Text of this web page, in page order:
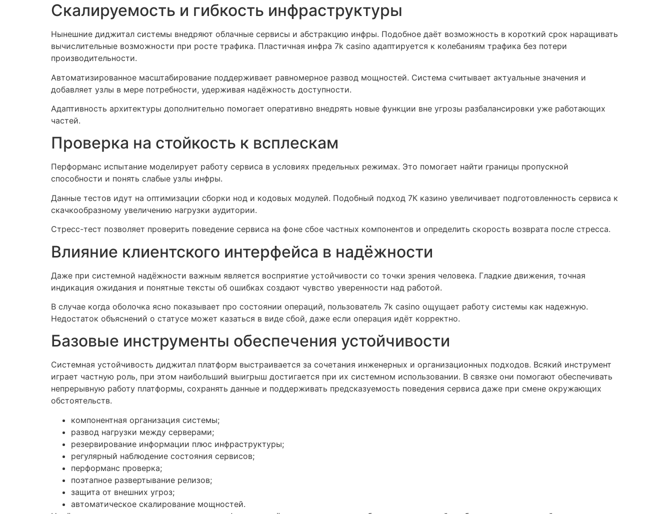
Скалируемость и гибкость инфраструктуры
Нынешние диджитал системы внедряют облачные сервисы и абстракцию инфры. Подобное даёт возможность в короткий срок наращивать
вычислительные возможности при росте трафика. Пластичная инфра 7k casino адаптируется к колебаниям трафика без потери
производительности.
Автоматизированное масштабирование поддерживает равномерное развод мощностей. Система считывает актуальные значения и
добавляет узлы в мере потребности, удерживая надёжность доступности.
Адаптивность архитектуры дополнительно помогает оперативно внедрять новые функции вне угрозы разбалансировки уже работающих
частей.
Проверка на стойкость к всплескам
Перформанс испытание моделирует работу сервиса в условиях предельных режимах. Это помогает найти границы пропускной
способности и понять слабые узлы инфры.
Данные тестов идут на оптимизации сборки нод и кодовых модулей. Подобный подход 7К казино увеличивает подготовленность сервиса к
скачкообразному увеличению нагрузки аудитории.
Стресс-тест позволяет проверить поведение сервиса на фоне сбое частных компонентов и определить скорость возврата после стресса.
Влияние клиентского интерфейса в надёжности
Даже при системной надёжности важным является восприятие устойчивости со точки зрения человека. Гладкие движения, точная
индикация ожидания и понятные тексты об ошибках создают чувство уверенности над работой.
В случае когда оболочка ясно показывает про состоянии операций, пользователь 7k casino ощущает работу системы как надежную.
Недостаток объяснений о статусе может казаться в виде сбой, даже если операция идёт корректно.
Базовые инструменты обеспечения устойчивости
Системная устойчивость диджитал платформ выстраивается за сочетания инженерных и организационных подходов. Всякий инструмент
играет частную роль, при этом наибольший выигрыш достигается при их системном использовании. В связке они помогают обеспечивать
непрерывную работу платформы, сохранять данные и поддерживать предсказуемость поведения сервиса даже при смене окружающих
обстоятельств.
компонентная организация системы;
развод нагрузки между серверами;
резервирование информации плюс инфраструктуры;
регулярный наблюдение состояния сервисов;
перформанс проверка;
поэтапное развертывание релизов;
защита от внешних угроз;
автоматическое скалирование мощностей.